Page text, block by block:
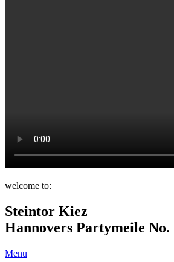
welcome to:
Steintor Kiez
Hannovers Partymeile No.
Menu